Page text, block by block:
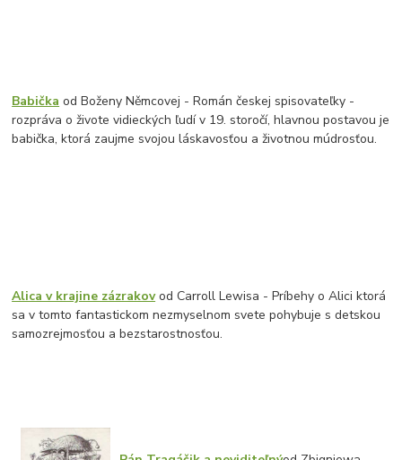
Babička od Boženy Němcovej - Román českej spisovateľky -
rozpráva o živote vidieckých ľudí v 19. storočí, hlavnou postavou je
babička, ktorá zaujme svojou láskavosťou a životnou múdrosťou.
Alica v krajine zázrakovod Carroll Lewisa - Príbehy o Alici ktorá
sa v tomto fantastickom nezmyselnom svete pohybuje s detskou
samozrejmosťou a bezstarostnosťou.